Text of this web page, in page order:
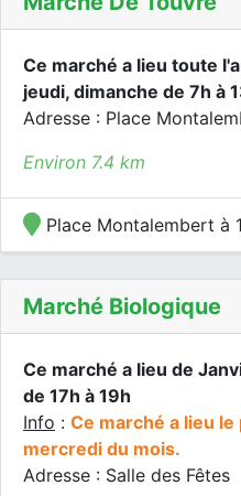
Ce marché a lieu toute
jeudi, dimanche de 7h à
Adresse : Place
Environ 7.4 km
Place Montalembert à
Marché Biologique
Ce marché a lieu de
de 17h à 19h
Info : Ce marché a lieu
mercredi du mois.
Adresse : Salle des Fêtes